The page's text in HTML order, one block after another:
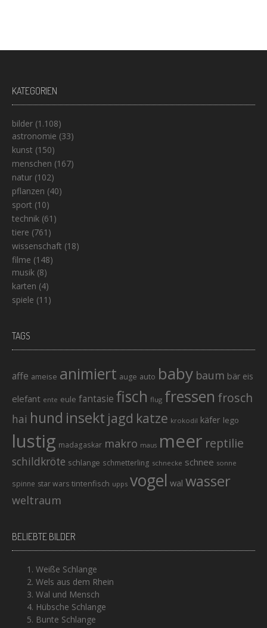
KATEGORIEN
bilder (1.108)
astronomie (33)
kunst (150)
menschen (167)
natur (102)
pflanzen (40)
sport (10)
technik (61)
tiere (761)
wissenschaft (18)
filme (148)
musik (8)
karten (4)
spiele (11)
TAGS
affe ameise animiert auge auto baby baum bär eis
elefant ente eule fantasie fisch flug fressen frosch
hai hund insekt jagd katze krokodil käfer lego
lustig madagaskar makro maus meer reptilie
schildkröte schlange schmetterling schnecke schnee sonne
spinne star wars tintenfisch upps vogel wal wasser
weltraum
BELIEBTE BILDER
Weiße Schlange
Wels aus dem Rhein
Wal und Mensch
Hübsche Schlange
Bunte Schlange